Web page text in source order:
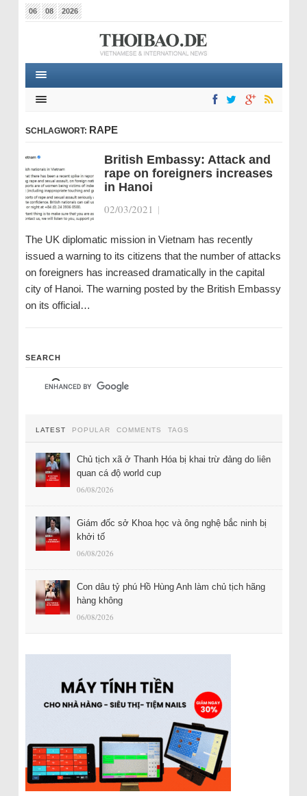
06 08 2026
SCHLAGWORT: RAPE
British Embassy: Attack and
rape on foreigners increases
in Hanoi
02/03/2021 |
The UK diplomatic mission in Vietnam has recently
issued a warning to its citizens that the number of attacks
on foreigners has increased dramatically in the capital
city of Hanoi. The warning posted by the British Embassy
on its official…
SEARCH
LATEST POPULAR COMMENTS TAGS
Chủ tịch xã ở Thanh Hóa bị khai trừ đảng do liên
quan cá độ world cup
06/08/2026
Giám đốc sở Khoa học và ông nghệ bắc ninh bị
khởi tố
06/08/2026
Con dâu tỷ phú Hồ Hùng Anh làm chủ tịch hãng
hàng không
06/08/2026